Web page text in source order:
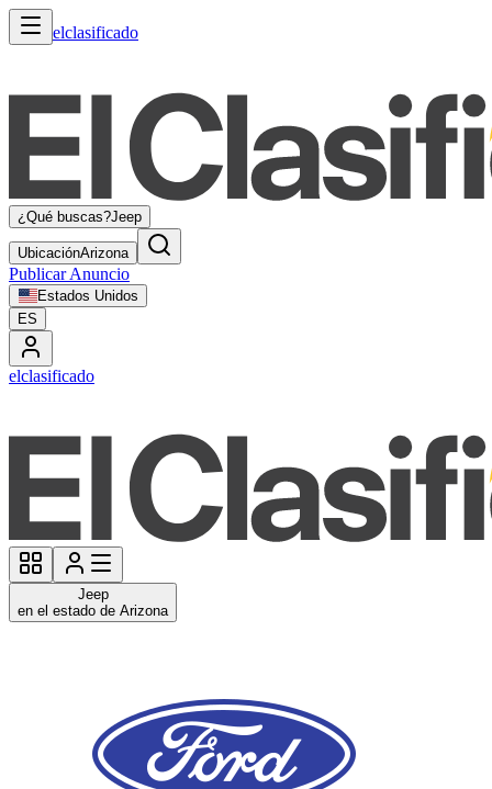
elclasificado
¿Qué buscas?Jeep
UbicaciónArizona
Publicar Anuncio
Estados Unidos
ES
elclasificado
Jeep
en el estado de Arizona